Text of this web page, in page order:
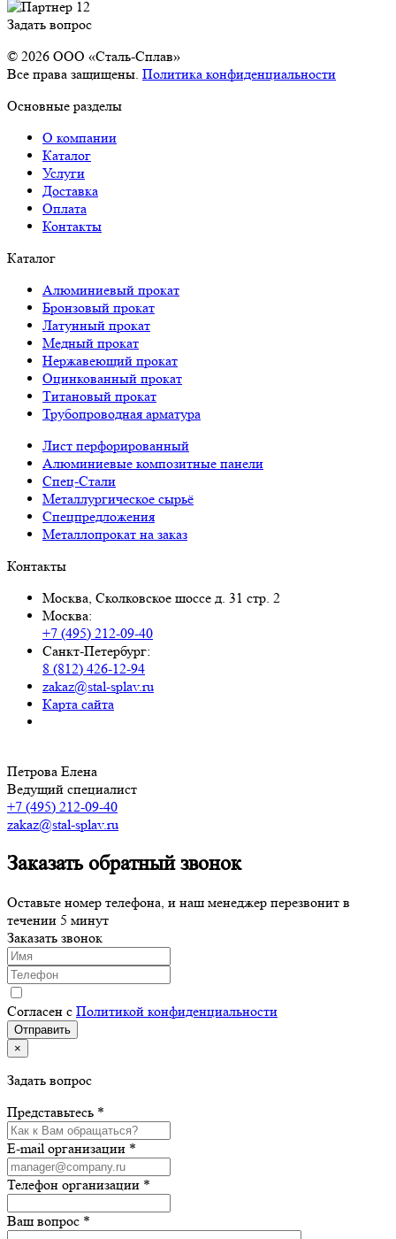
Задать вопрос
© 2026 OOO «Сталь-Сплав»
Все права защищены. Политика конфиденциальности
Основные разделы
О компании
Каталог
Услуги
Доставка
Оплата
Контакты
Каталог
Алюминиевый прокат
Бронзовый прокат
Латунный прокат
Медный прокат
Нержавеющий прокат
Оцинкованный прокат
Титановый прокат
Трубопроводная арматура
Лист перфорированный
Алюминиевые композитные панели
Спец-Стали
Металлургическое сырьё
Спецпредложения
Металлопрокат на заказ
Контакты
Москва, Сколковское шоссе д. 31 стр. 2
Москва:
+7 (495) 212-09-40
Санкт-Петербург:
8 (812) 426-12-94
zakaz@stal-splav.ru
Карта сайта
Петрова Елена
Ведущий специалист
+7 (495) 212-09-40
zakaz@stal-splav.ru
Заказать обратный звонок
Оставьте номер телефона, и наш менеджер перезвонит в
течении 5 минут
Заказать звонок
Согласен с Политикой конфиденциальности
×
Задать вопрос
Представьтесь *
E-mail организации *
Телефон организации *
Ваш вопрос *